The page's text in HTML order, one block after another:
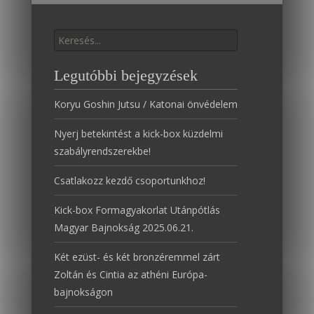
Legutóbbi bejegyzések
Koryu Goshin Jutsu / Katonai önvédelem
Nyerj betekintést a kick-box küzdelmi
szabályrendszerekbe!
Csatlakozz kezdő csoportunkhoz!
Kick-box Formagyakorlat Utánpótlás
Magyar Bajnokság 2025.06.21.
Két ezüst- és két bronzéremmel zárt
Zoltán és Cintia az athéni Európa-
bajnokságon